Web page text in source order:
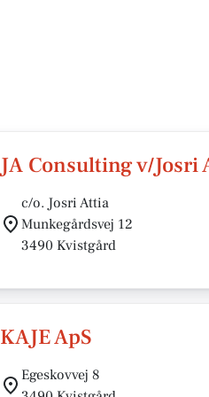
JA Consulting v/Josri
c/o. Josri Attia
Munkegårdsvej 12
3490 Kvistgård
KAJE ApS
Egeskovvej 8